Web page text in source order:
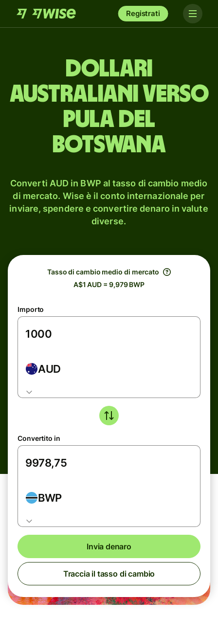
Registrati
dollari
australiani verso
pula del
Botswana
Converti AUD in BWP al tasso di cambio medio
di mercato. Wise è il conto internazionale per
inviare, spendere e convertire denaro in valute
diverse.
Tasso di cambio medio di mercato
A$1 AUD = 9,979 BWP
Importo
AUD
Convertito in
BWP
Invia denaro
Traccia il tasso di cambio